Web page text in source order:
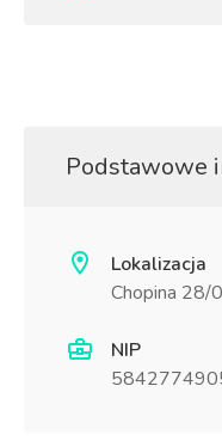
Podstawowe
Lokalizacja
Chopina 28/
NIP